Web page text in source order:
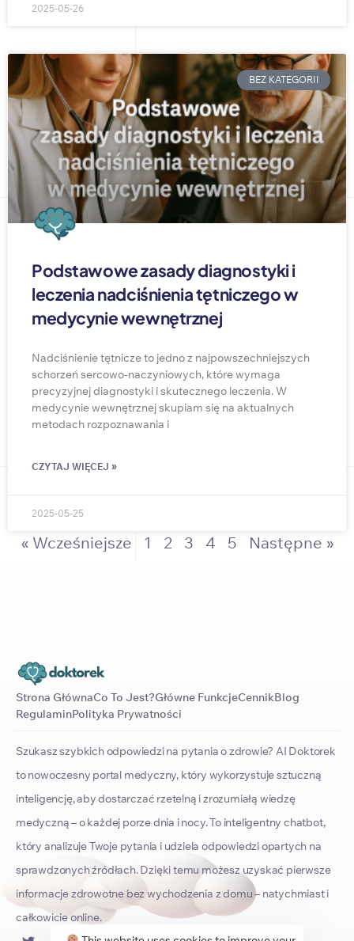
2025-05-26
BEZ KATEGORII
Podstawowe zasady diagnostyki i
leczenia nadciśnienia tętniczego w
medycynie wewnętrznej
Nadciśnienie tętnicze to jedno z najpowszechniejszych
schorzeń sercowo-naczyniowych, które wymaga
precyzyjnej diagnostyki i skutecznego leczenia. W
medycynie wewnętrznej skupiam się na aktualnych
metodach rozpoznawania i
CZYTAJ WIĘCEJ »
2025-05-25
« Wcześniejsze 1 2 3 4 5 Następne »
Strona GłównaCo To Jest?Główne FunkcjeCennikBlog
RegulaminPolityka Prywatności
Szukasz szybkich odpowiedzi na pytania o zdrowie? AI Doktorek
to nowoczesny portal medyczny, który wykorzystuje sztuczną
inteligencję, aby dostarczać rzetelną i zrozumiałą wiedzę
medyczną – o każdej porze dnia i nocy. To inteligentny chatbot,
który analizuje Twoje pytania i udziela odpowiedzi opartych na
sprawdzonych źródłach. Dzięki temu możesz uzyskać pierwsze
informacje zdrowotne bez wychodzenia z domu – natychmiast i
całkowicie online.